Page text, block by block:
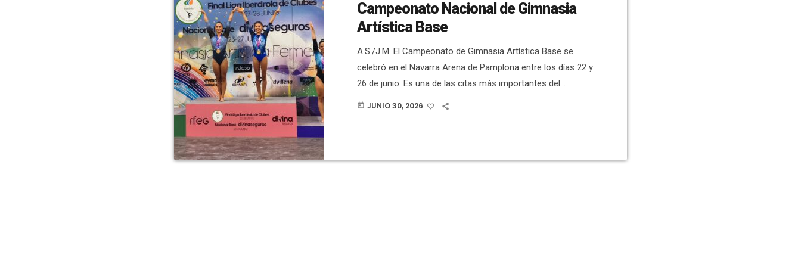
Campeonato Nacional de Gimnasia
Artística Base
A.S./J.M. El Campeonato de Gimnasia Artística Base se
celebró en el Navarra Arena de Pamplona entre los días 22 y
26 de junio. Es una de las citas más importantes del
calendario nacional y las gimnastas del Club GELX en
logró una meritoria 4ª […]
today JUNIO 30, 2026